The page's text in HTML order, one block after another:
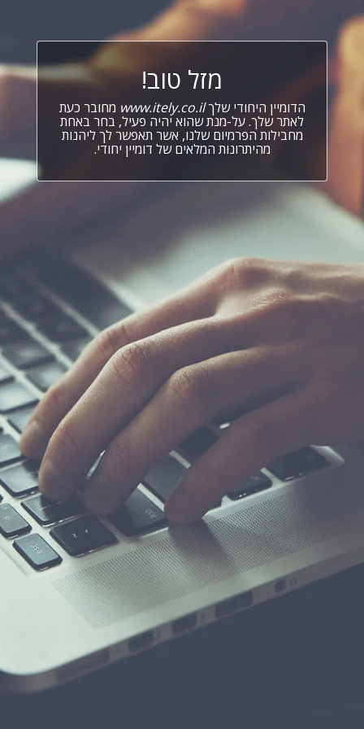
מזל טוב!
הדומיין היחודי שלךwww.itely.co.il מחובר כעת
לאתר שלך. על-מנת שהוא יהיה פעיל, בחר באחת
מחבילות הפרמיום שלנו, אשר תאפשר לך ליהנות
מהיתרונות המלאים של דומיין יחודי.